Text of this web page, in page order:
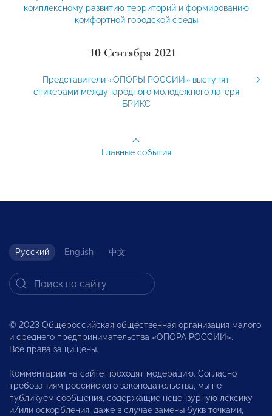
комплексному развитию территорий и формированию
комфортной городской среды
10 Сентября 2021
Представители «ОПОРЫ РОССИИ» выступят
спикерами международного молодежного лагеря
БРИКС
Главные события
Русский English 中文
© 2023 Общероссийская общественная организация малого
и среднего предпринимательства «ОПОРА РОССИИ».
Все права защищены.
Комментарии на сайте проходят модерацию. Согласно
требованиям российского законодательства, мы не
публикуем сообщения, содержащие нецензурную лексику
и/или оскорбления, даже в случае замены букв точками,